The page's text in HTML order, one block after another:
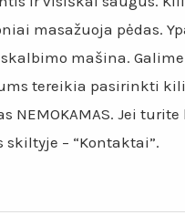
masažuoja pėdas.
mašina.
tereikia pasirinkti
NEMOKAMAS. Jei
– “Kontaktai”.